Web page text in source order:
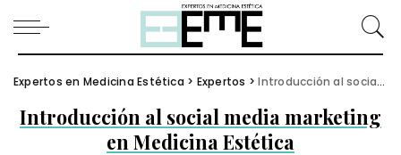
Expertos en Medicina Estética > Expertos >Introducción al social media marketing en Medicina Estética
Introducción al social media marketing
en Medicina Estética